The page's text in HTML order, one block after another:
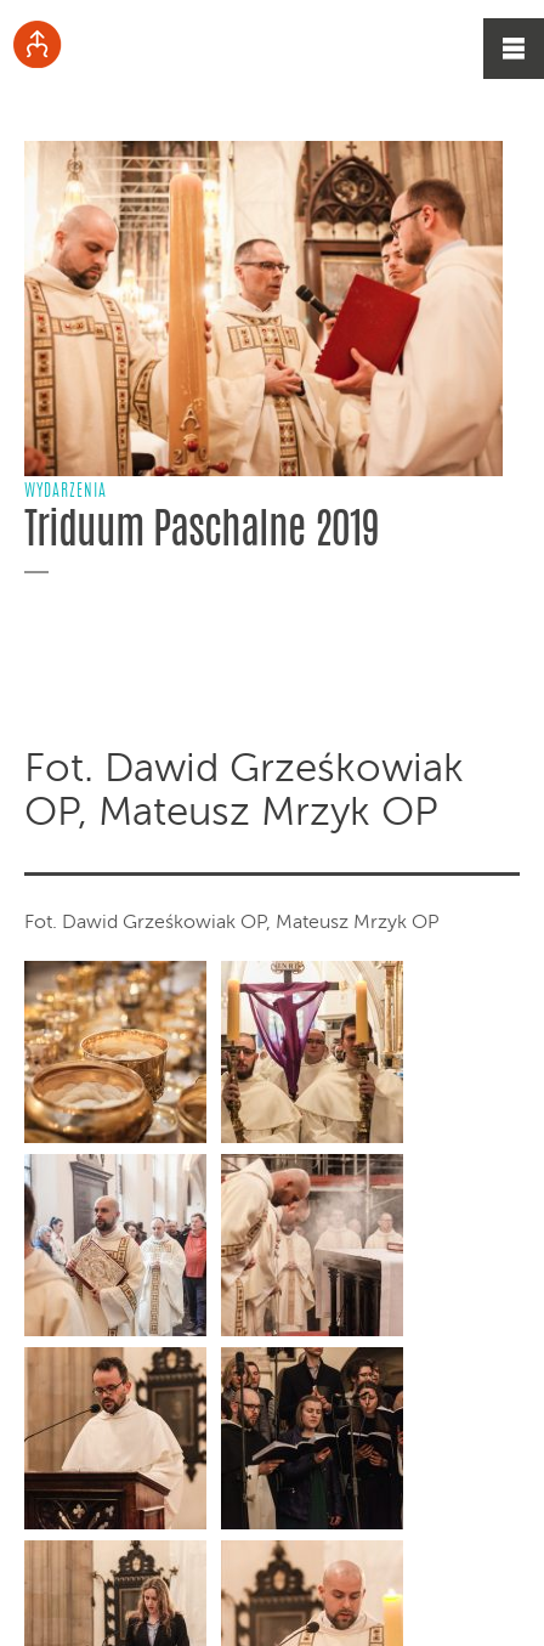
WYDARZENIA
Triduum Paschalne 2019
Fot. Dawid Grześkowiak
OP, Mateusz Mrzyk OP
Fot. Dawid Grześkowiak OP, Mateusz Mrzyk OP